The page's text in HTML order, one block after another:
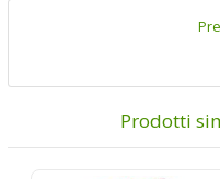
Prodotti